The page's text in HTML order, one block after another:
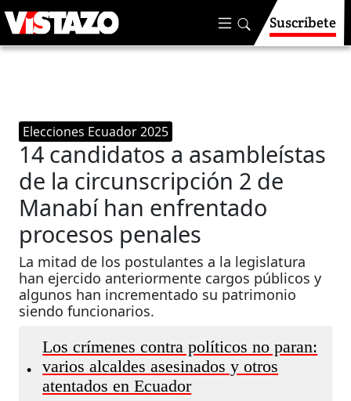
Suscríbete
Elecciones Ecuador 2025
14 candidatos a asambleístas
de la circunscripción 2 de
Manabí han enfrentado
procesos penales
La mitad de los postulantes a la legislatura
han ejercido anteriormente cargos públicos y
algunos han incrementado su patrimonio
siendo funcionarios.
•
Los crímenes contra políticos no paran:
varios alcaldes asesinados y otros
atentados en Ecuador